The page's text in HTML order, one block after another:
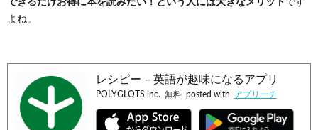
よね。
レシピー – 英語が趣味になるアプリ
POLYGLOTS inc. 無料 posted with アプリーチ